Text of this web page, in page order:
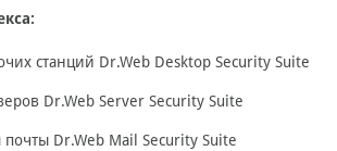
станций Dr.Web Desktop Security Suite
Dr.Web Server Security Suite
Dr.Web Mail Security Suite